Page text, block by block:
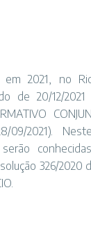
em 2021, no
de 20/12/
09/2021).
serão
326/2020